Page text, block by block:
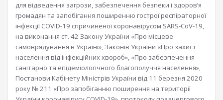
для відведення загрози, забезпечення безпеки і здоров’я
громадян та запобігання поширенню гострої респіраторної
інфекції COVID-19 спричиненої коронавірусом SARS-CoV-19,
на виконання ст. 42 Закону України «Про місцеве
самоврядування в Україні», Законів України «Про захист
населення від інфекційних хвороб», «Про забезпечення
санітарно та епідеміологічного благополуччя населення»,
Постанови Кабінету Міністрів України від 11 березня 2020
року № 211 «Про запобіганню поширення на території